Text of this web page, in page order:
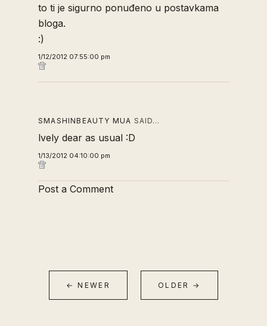
to ti je sigurno ponuđeno u postavkama
bloga.
:)
1/12/2012 07:55:00 pm
SMASHINBEAUTY MUA SAID…
lvely dear as usual :D
1/13/2012 04:10:00 pm
Post a Comment
← NEWER OLDER →